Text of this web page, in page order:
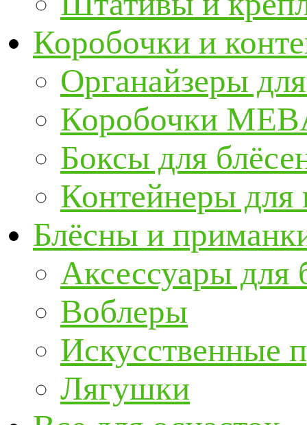
Коробочки и
Органайзеры
Коробочки
Боксы для
Контейнеры для
Блёсны и
Аксессуары для
Воблеры
Искусственные
Лягушки